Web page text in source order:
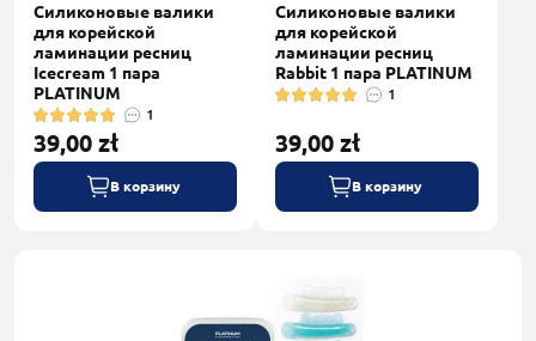
Силиконовые валики
для корейской
ламинации ресниц
Icecream 1 пара
PLATINUM
1
39,00 zł
В корзину
Силиконовые валики
для корейской
ламинации ресниц
Rabbit 1 пара PLATINUM
1
39,00 zł
В корзину